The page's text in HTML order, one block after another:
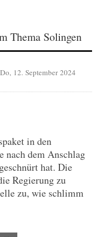
Thema Solingen
Do, 12. September 2024
in den
nach dem Anschlag
hat. Die
Regierung zu
zu, wie schlimm